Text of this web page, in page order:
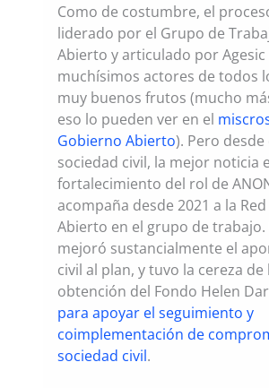
Como de costumbre, el
liderado por el Grupo de
Abierto y articulado por Agesic
muchísimos actores de todos
muy buenos frutos (mucho
eso lo pueden ver en el
Gobierno Abierto). Pero
sociedad civil, la mejor noticia
fortalecimiento del rol de
acompaña desde 2021 a la
Abierto en el grupo de
mejoró sustancialmente el
civil al plan, y tuvo la cereza
obtención del Fondo Helen
para apoyar el seguimiento y
coimplementación de
sociedad civil.